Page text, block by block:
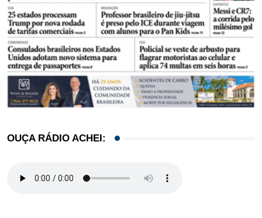
OUÇA RÁDIO ACHEI: